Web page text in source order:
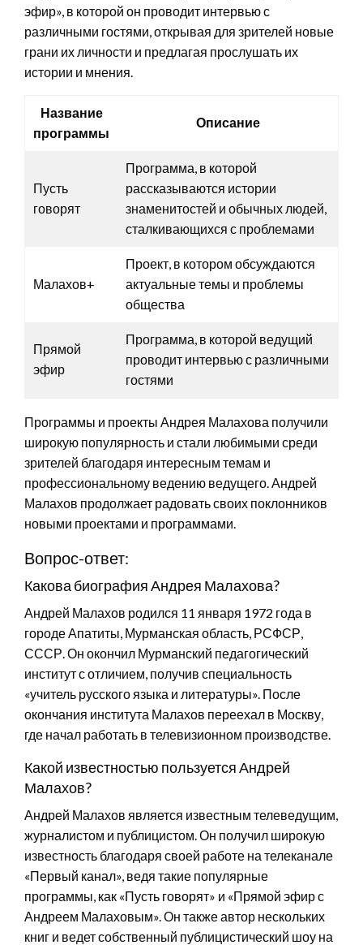
эфир», в которой он проводит интервью с
различными гостями, открывая для зрителей новые
грани их личности и предлагая прослушать их
истории и мнения.
Название
программы
Описание
Пусть
говорят
Программа, в которой
рассказываются истории
знаменитостей и обычных людей,
сталкивающихся с проблемами
Малахов+
Проект, в котором обсуждаются
актуальные темы и проблемы
общества
Прямой
эфир
Программа, в которой ведущий
проводит интервью с различными
гостями
Программы и проекты Андрея Малахова получили
широкую популярность и стали любимыми среди
зрителей благодаря интересным темам и
профессиональному ведению ведущего. Андрей
Малахов продолжает радовать своих поклонников
новыми проектами и программами.
Вопрос-ответ:
Какова биография Андрея Малахова?
Андрей Малахов родился 11 января 1972 года в
городе Апатиты, Мурманская область, РСФСР,
СССР. Он окончил Мурманский педагогический
институт с отличием, получив специальность
«учитель русского языка и литературы». После
окончания института Малахов переехал в Москву,
где начал работать в телевизионном производстве.
Какой известностью пользуется Андрей
Малахов?
Андрей Малахов является известным телеведущим,
журналистом и публицистом. Он получил широкую
известность благодаря своей работе на телеканале
«Первый канал», ведя такие популярные
программы, как «Пусть говорят» и «Прямой эфир с
Андреем Малаховым». Он также автор нескольких
книг и ведет собственный публицистический шоу на